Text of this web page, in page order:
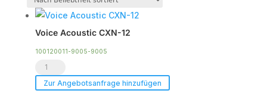
Voice Acoustic CXN-12
100120011-9005-9005
Voice
Acoustic
Zur Angebotsanfrage hinzufügen